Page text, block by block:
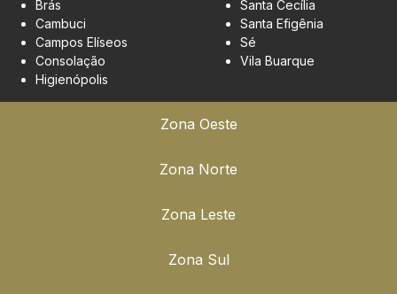
Zona Oeste
Zona Norte
Zona Leste
Zona Sul
Brás
Cambuci
Campos Elíseos
Consolação
Higienópolis
Santa Cecília
Santa Efigênia
Sé
Vila Buarque